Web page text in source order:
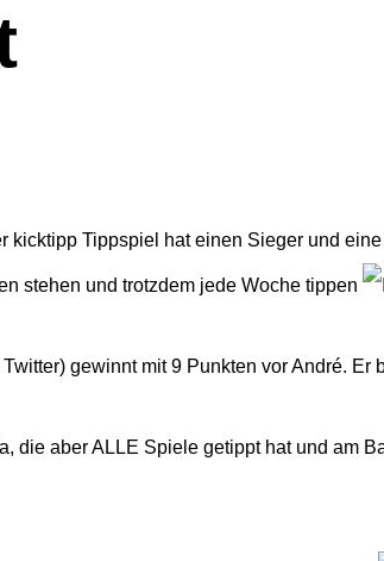
kicktipp Tippspiel hat einen Sieger und
stehen und trotzdem jede Woche tippen
gewinnt mit 9 Punkten vor André. Er
die aber ALLE Spiele getippt hat und am